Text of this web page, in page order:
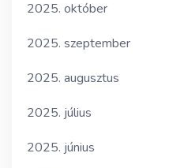
2025. október
2025. szeptember
2025. augusztus
2025. július
2025. június